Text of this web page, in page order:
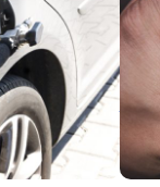
mi
Ver